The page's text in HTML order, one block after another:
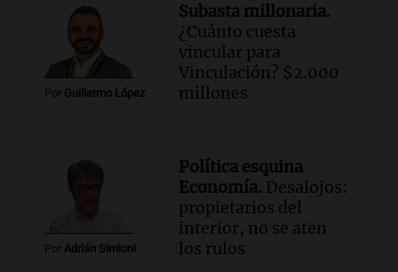
Episodios
Audio.
José Roccuzzo, cortes de carne y
compras de Antonella: bromas en
Rosario.
José Roccuzzo, cortes de carne y
compras de Antonella: bromas en
Rosario.
Viva la Radio Rosario
Episodios
Luciano Cáceres llega a Córdoba a
Por Guillermo López
Subasta millonaria.
¿Cuánto cuesta
vincular para
Vinculación? $2.000
millones
Por Adrián Simioni
Política esquina
Economía. Desalojos:
propietarios del
interior, no se aten
los rulos